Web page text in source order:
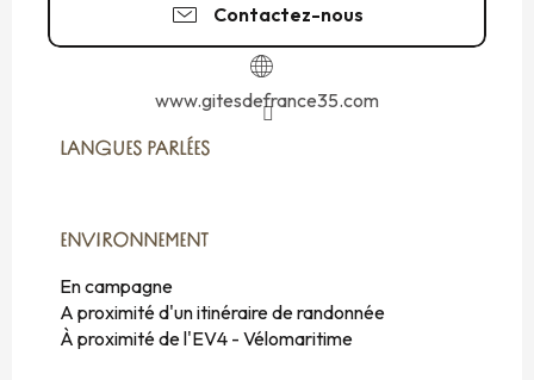
Contactez-nous
www.gitesdefrance35.com
LANGUES PARLÉES
LANGUES PARLÉES
ENVIRONNEMENT
ENVIRONNEMENT
En campagne
A proximité d'un itinéraire de randonnée
À proximité de l'EV4 - Vélomaritime